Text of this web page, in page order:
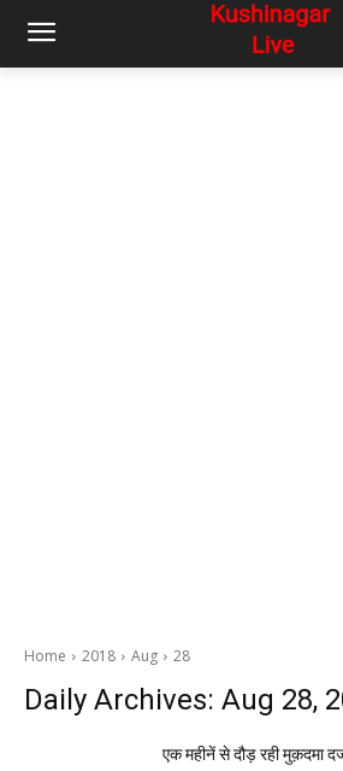
Home 2018 Aug 28
Daily Archives: Aug 28,
एक महीनें से दौड़ रही मुक़दमा